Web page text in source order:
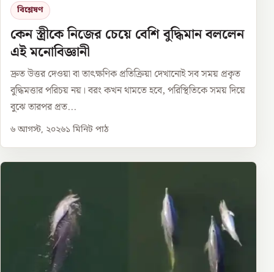
বিশ্লেষণ
কেন স্ত্রীকে নিজের চেয়ে বেশি বুদ্ধিমান বললেন
এই মনোবিজ্ঞানী
দ্রুত উত্তর দেওয়া বা তাৎক্ষণিক প্রতিক্রিয়া দেখানোই সব সময় প্রকৃত
বুদ্ধিমত্তার পরিচয় নয়। বরং কখন থামতে হবে, পরিস্থিতিকে সময় দিয়ে
বুঝে তারপর প্রত...
৬ আগস্ট, ২০২৬১ মিনিট পাঠ